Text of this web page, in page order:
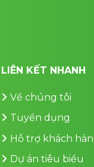
LIÊN KẾT NHANH
Về chúng tôi
Tuyển dụng
Hỗ trợ khách
Dự án tiêu biểu